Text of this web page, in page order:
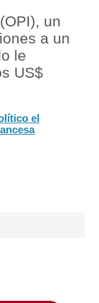
un
a un
le
US$
el